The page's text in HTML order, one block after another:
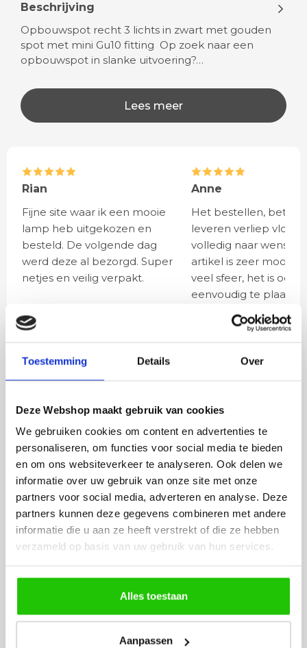
Toestemming Details Over
Deze Webshop maakt gebruik van cookies
We gebruiken cookies om content en advertenties te
personaliseren, om functies voor social media te bieden
en om ons websiteverkeer te analyseren. Ook delen we
informatie over uw gebruik van onze site met onze
partners voor social media, adverteren en analyse. Deze
partners kunnen deze gegevens combineren met andere
informatie die u aan ze heeft verstrekt of die ze hebben
verzameld op basis van uw gebruik van hun services.
Alles toestaan
Aanpassen
Beschrijving
Opbouwspot recht 3 lichts in zwart met gouden
spot met mini Gu10 fitting Op zoek naar een
opbouwspot in slanke uitvoering?…
Lees meer
Rian
Fijne site waar ik een mooie
lamp heb uitgekozen en
besteld. De volgende dag
werd deze al bezorgd. Super
netjes en veilig verpakt.
Anne
Het bestellen,
leveren verliep vlot en
volledig naar wens.
artikel is zeer mooi
veel sfeer, het is ook
eenvoudig te
LICHTBRONNEN
lichtbron Gu10 Mini
35mm LED
7,50
Incl. BTW